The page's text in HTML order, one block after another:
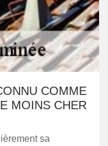
COMME
MOINS CHER
sa